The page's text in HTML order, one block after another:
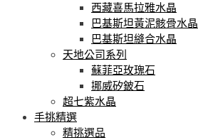
西藏喜馬拉雅水晶
巴基斯坦黃泥骸骨水晶
巴基斯坦縫合水晶
天地公司系列
蘇菲亞玫瑰石
挪威矽鈹石
超七紫水晶
手挑精選
精挑選品